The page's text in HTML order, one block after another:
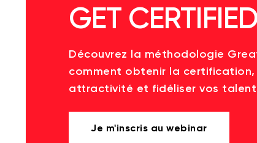
GET
Découvrez la méthodologie
comment obtenir la
attractivité et fidéliser vos
Je m'inscris au webinar